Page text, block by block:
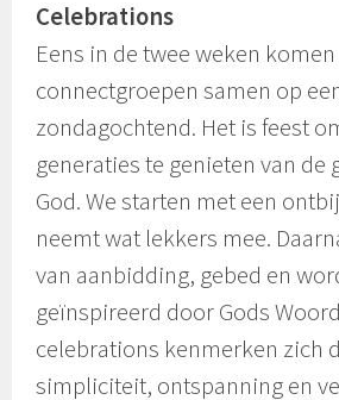
Celebrations
Eens in de twee weken
connectgroepen samen op
zondagochtend. Het is feest
generaties te genieten van de
God. We starten met een
neemt wat lekkers mee.
van aanbidding, gebed en
geïnspireerd door Gods
celebrations kenmerken zich
simpliciteit, ontspanning en